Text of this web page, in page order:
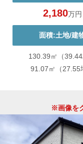
2,180万円
面積:土地/建
130.39㎡（39.44
91.07㎡（27.55
※画像を